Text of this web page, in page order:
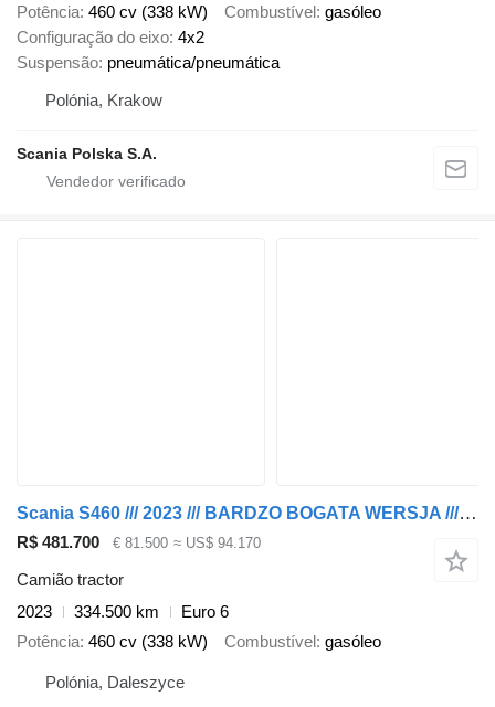
Potência 460 cv (338 kW) Combustível gasóleo
Configuração do eixo 4x2
Suspensão pneumática/pneumática
Polónia, Krakow
Scania Polska S.A.
Scania S460 /// 2023 /// BARDZO BOGATA WERSJA /// JAK NOWA
R$ 481.700 € 81.500 ≈ US$ 94.170
Camião tractor
2023
334.500 km
Euro 6
Potência 460 cv (338 kW) Combustível gasóleo
Polónia, Daleszyce